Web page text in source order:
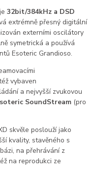
32bit/384kHz a DSD
extrémně přesný digitální
externími oscilátory
symetrická a používá
Esoteric Grandioso.
vybaven
a nejvyšší zvukovou
SoundStream (pro
skvěle poslouží jako
kvality, stavěného s
na přehrávání z
na reprodukci ze